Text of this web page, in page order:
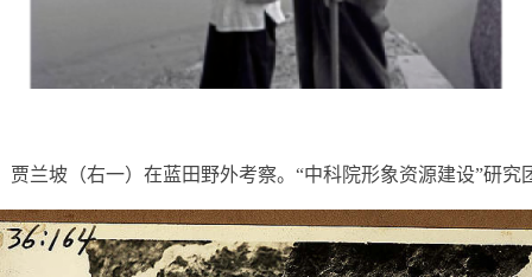
贾兰坡（右一）在蓝田野外考察。“中科院形象资源建设”研究